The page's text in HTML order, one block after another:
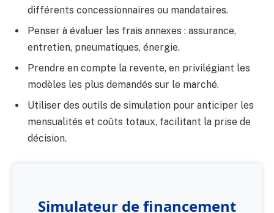
différents concessionnaires ou mandataires.
Penser à évaluer les frais annexes : assurance,
entretien, pneumatiques, énergie.
Prendre en compte la revente, en privilégiant les
modèles les plus demandés sur le marché.
Utiliser des outils de simulation pour anticiper les
mensualités et coûts totaux, facilitant la prise de
décision.
Simulateur de financement